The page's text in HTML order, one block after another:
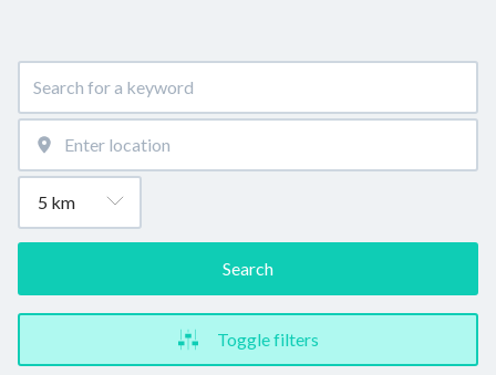
Search
Toggle filters